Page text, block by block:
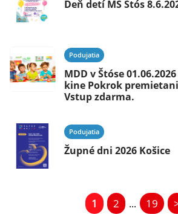
Deň detí MŠ Štós
Podujatia
MDD v Štóse
kine Pokrok
Vstup zdarma.
Podujatia
Župné dni 2026 Košice
1 2 ... 19